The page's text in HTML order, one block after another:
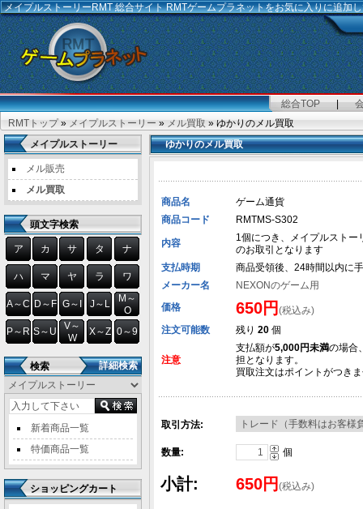
メイプルストーリーRMT総合サイト RMTゲームプラネットをお気に入りに追加
総合TOP |
RMTトップ » メイプルストーリー » メル買取 » ゆかりのメル買取
メイプルストーリー
メル販売
メル買取
頭文字検索
ア カ サ タ ナ
ハ マ ヤ ラ ワ
A～C D～F G～I J～L
M～
O
P～R S～U
V～
W
X～Z 0～9
検索 詳細検索
新着商品一覧
特価商品一覧
ショッピングカート
ゆかりのメル買取
商品名
ゲーム通貨
商品コード
RMTMS-S302
内容
1個につき、メイプルスト
のお取引となります
支払時期
商品受領後、24時間以内に
メーカー名
NEXONのゲーム用
価格
650円 (税込み)
注文可能数
残り 20 個
注意
支払額が5,000円未満の場合
担となります。
買取注文はポイントがつき
取引方法:
数量: 個
小計: 650円 (税込み)